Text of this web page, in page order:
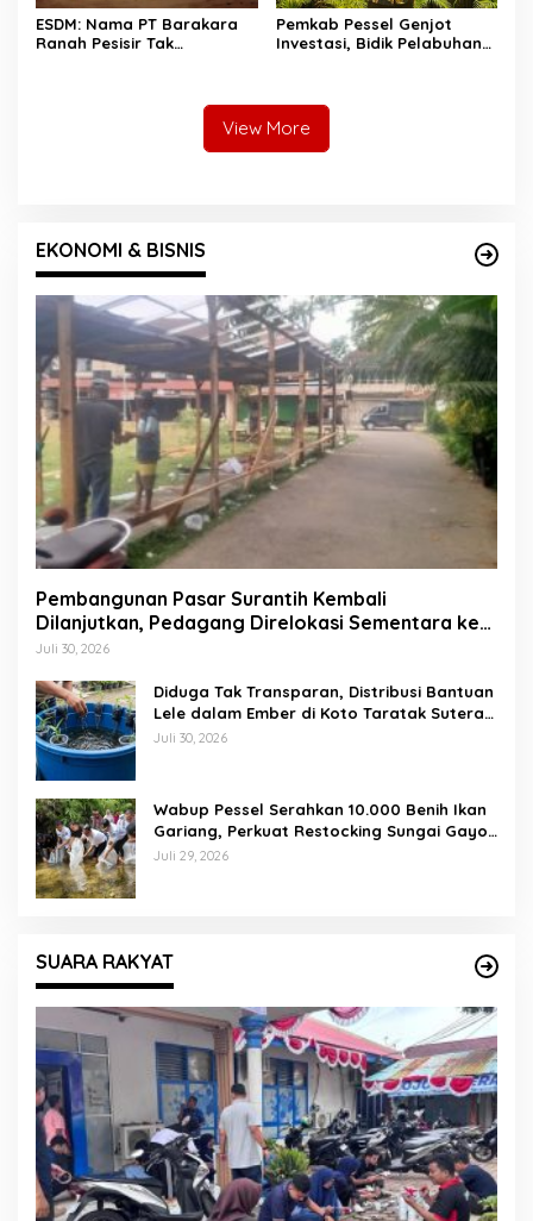
ESDM: Nama PT Barakara
Ranah Pesisir Tak
Pemkab Pessel Genjot
Investasi, Bidik Pelabuhan
View More
EKONOMI & BISNIS
Pembangunan Pasar Surantih Kembali
Dilanjutkan, Pedagang Direlokasi Sementara ke
Lapangan Gadih Basanai
Juli 30, 2026
Diduga Tak Transparan, Distribusi Bantuan
Lele dalam Ember di Koto Taratak Sutera
Tuai Sorotan Warga
Juli 30, 2026
Wabup Pessel Serahkan 10.000 Benih Ikan
Gariang, Perkuat Restocking Sungai Gayo
demi Kelestarian Perairan
Juli 29, 2026
SUARA RAKYAT